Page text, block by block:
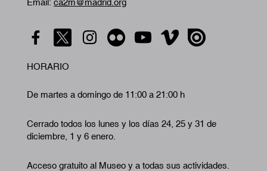
Email: ca2m@madrid.org
HORARIO
De martes a domingo de 11:00 a 21:00 h
Cerrado todos los lunes y los días 24, 25 y 31 de
diciembre, 1 y 6 enero.
Acceso gratuito al Museo y a todas sus actividades.